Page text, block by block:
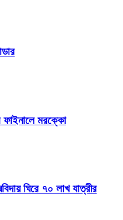
ফাইনালে মরক্কো
ঘিরে ৭০ লাখ যাত্রীর